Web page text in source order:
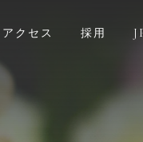
アクセス 採用